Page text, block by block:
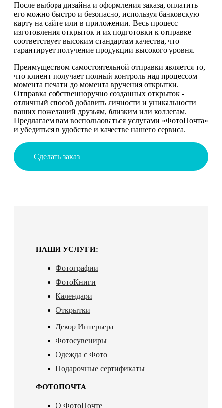
После выбора дизайна и оформления заказа, оплатить
его можно быстро и безопасно, используя банковскую
карту на сайте или в приложении. Весь процесс
изготовления открыток и их подготовки к отправке
соответствует высоким стандартам качества, что
гарантирует получение продукции высокого уровня.
Преимуществом самостоятельной отправки является то,
что клиент получает полный контроль над процессом
момента печати до момента вручения открытки.
Отправка собственноручно созданных открыток -
отличный способ добавить личности и уникальности
ваших пожеланий друзьям, близким или коллегам.
Предлагаем вам воспользоваться услугами «ФотоПочта»
и убедиться в удобстве и качестве нашего сервиса.
Сделать заказ
НАШИ УСЛУГИ:
Фотографии
ФотоКниги
Календари
Открытки
Декор Интерьера
Фотосувениры
Одежда с Фото
Подарочные сертификаты
ФОТОПОЧТА
О ФотоПочте